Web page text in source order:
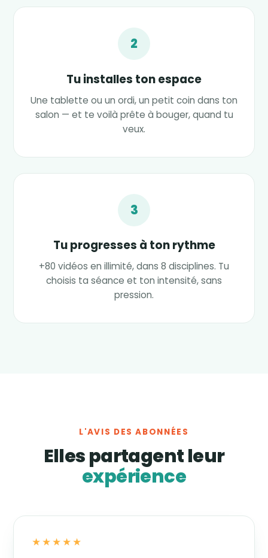
2
Tu installes ton espace
Une tablette ou un ordi, un petit coin dans ton
salon — et te voilà prête à bouger, quand tu
veux.
3
Tu progresses à ton rythme
+80 vidéos en illimité, dans 8 disciplines. Tu
choisis ta séance et ton intensité, sans
pression.
L'AVIS DES ABONNÉES
Elles partagent leur
expérience
★★★★★